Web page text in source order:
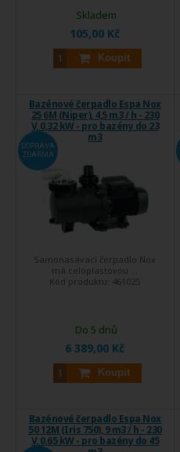
105,00 Kč
Koupit
Skladem
Bazénové čerpadlo Espa Nox
25 6M (Niper), 4,5 m3 / h - 230
V, 0,32 kW - pro bazény do 23
m3
DOPRAVA
ZDARMA
Samonasávací čerpadlo Nox
má celoplastovou ...
Kód produktu: 461025
6 389,00 Kč
Koupit
Do 5 dnů
Bazénové čerpadlo Espa Nox
50 12M (Iris 750), 9 m3 / h - 230
V, 0,65 kW - pro bazény do 45